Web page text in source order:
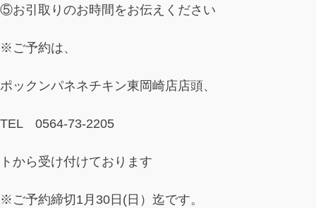
⑤お引取りのお時間をお伝えください
※ご予約は、
ポックンパネネチキン東岡崎店店頭、
TEL 0564-73-2205
トから受け付けております
※ご予約締切1月30日(日）迄です。